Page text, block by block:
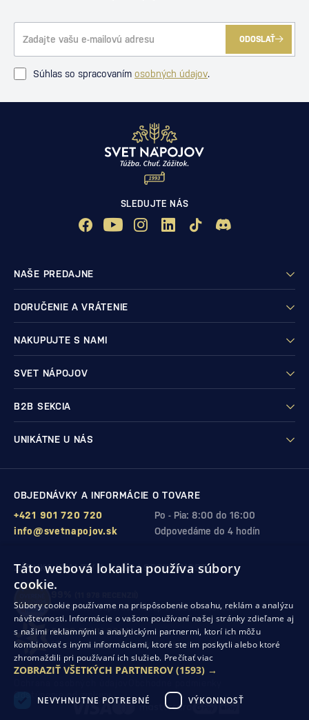
ODOSLAŤ
Súhlas so spracovaním osobných údajov.
SLEDUJTE NÁS
NAŠE PREDAJNE
DORUČENIE A VRÁTENIE
NAKUPUJTE S NAMI
SVET NÁPOJOV
B2B SEKCIA
UNIKÁTNE U NÁS
OBJEDNÁVKY A INFORMÁCIE O TOVARE
Po - Pia: 8:00 do 16:00
+421 901 720 720
Odpovedáme do 4 hodín
info@svetnapojov.sk
ZÁRUKA KVALITY A VAŠEJ SPOKOJNOSTI
zákazníkov odporúča nákup v našom obchode
SHOP ROKU 2024
10. rok po sebesme získali ocenenie od Heureka
Odstúpenie od zmluvy
Táto webová lokalita používa súbory
cookie.
Súbory cookie používame na prispôsobenie obsahu, reklám a analýzu
návštevnosti. Informácie o vašom používaní našej stránky zdieľame aj
s našimi reklamnými a analytickými partnermi, ktorí ich môžu
kombinovať s inými informáciami, ktoré ste im poskytli alebo ktoré
zhromaždili pri používaní ich služieb. Prečítať viac
ZOBRAZIŤ VŠETKÝCH PARTNEROV (1593) →
NEVYHNUTNE POTREBNÉ VÝKONNOSŤ